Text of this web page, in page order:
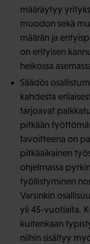
määräytyy
muodon sekä
määrän ja
on erityisen
heikossa
Säädös
kahdesta
tarjoavat
pitkään
tavoitteena on
pitkäaikainen
ohjelmassa
työllistyminen
Varsinkin
yli 45-vuotiaita.
kuitenkaan
niihin sisältyy